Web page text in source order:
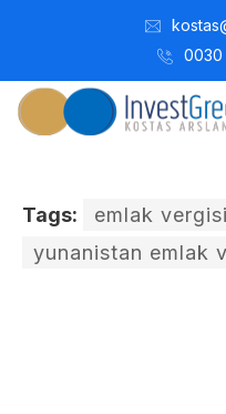
Tags:
emlak
yunanistan emlak